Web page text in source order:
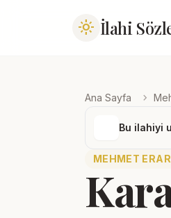
light_mode İlahi
Ana Sayfa chevron_right
Bu ilahiyi
MEHMET